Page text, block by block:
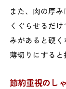
また、肉の厚
くぐらせるだ
みがあると硬
薄切りにすると
節約重視のし